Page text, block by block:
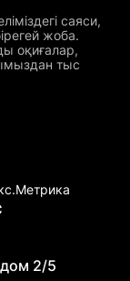
саяси,
жоба.
оқиғалар,
тыс
2/5